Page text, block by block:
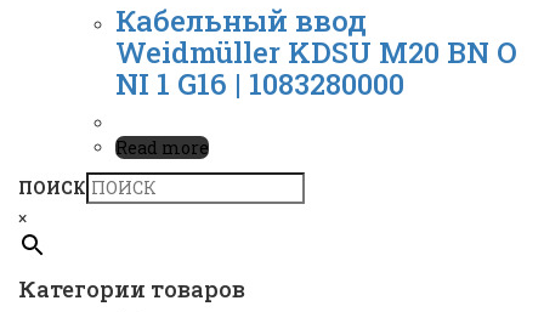
Кабельный ввод
Weidmüller KDSU M20 BN O
NI 1 G16 | 1083280000
Read more
ПОИСК
×
Категории товаров